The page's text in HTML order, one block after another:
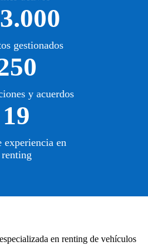
gestionados
y acuerdos
19
experiencia en
renting
en renting de vehículos